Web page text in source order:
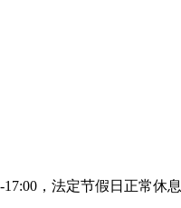
，法定节假日正常休息